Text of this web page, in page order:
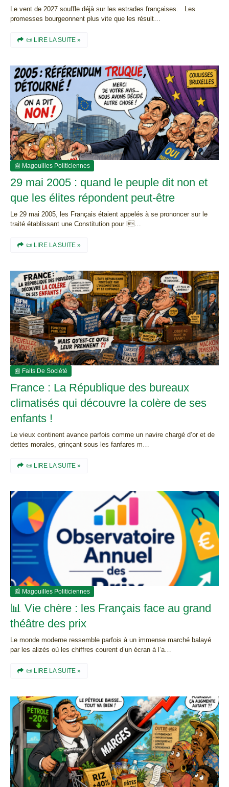
Le vent de 2027 souffle déjà sur les estrades françaises. Les
promesses bourgeonnent plus vite que les résult…
📜 LIRE LA SUITE »
📰 Magouilles Politiciennes
29 mai 2005 : quand le peuple dit non et
que les élites répondent peut-être
Le 29 mai 2005, les Français étaient appelés à se prononcer sur le
traité établissant une Constitution pour l…
📜 LIRE LA SUITE »
📰 Faits De Société
France : La République des bureaux
climatisés qui découvre la colère de ses
enfants !
Le vieux continent avance parfois comme un navire chargé d’or et de
dettes morales, grinçant sous les fanfares m…
📜 LIRE LA SUITE »
📰 Magouilles Politiciennes
📊 Vie chère : les Français face au grand
théâtre des prix
Le monde moderne ressemble parfois à un immense marché balayé
par les alizés où les chiffres courent d’un écran à l’a…
📜 LIRE LA SUITE »